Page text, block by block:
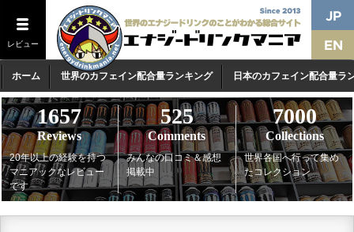
レビュー
ホーム 世界のカフェイン配合量ランキング 日本のカフェイン配合量ラ
1657
Reviews
20年以上の経験を持つ
マニアックなレビュー
です
525
Comments
みんなの口コミ＆感想
掲載中
7000
Collections
世界各国へ行って集め
たコレクション